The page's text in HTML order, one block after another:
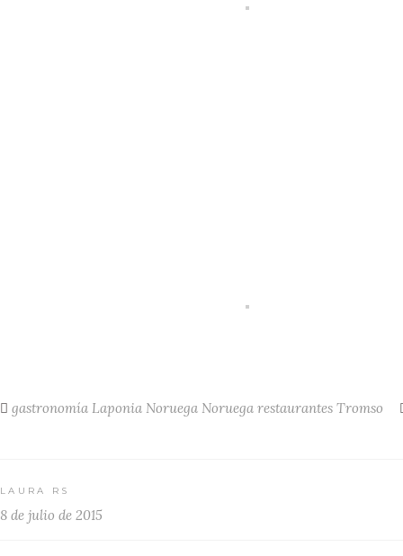
gastronomía Laponia Noruega Noruega restaurantes Tromso
LAURA RS
8 de julio de 2015